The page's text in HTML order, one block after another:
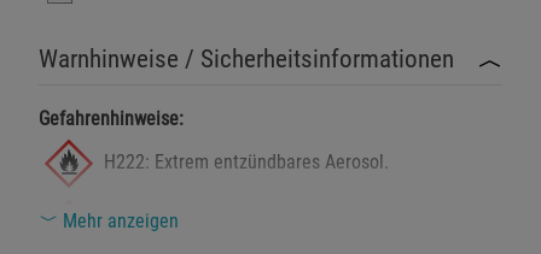
Warnhinweise / Sicherheitsinformationen
Gefahrenhinweise:
H222: Extrem entzündbares Aerosol.
H229: Behälter steht unter Druck: kann bei
Mehr anzeigen